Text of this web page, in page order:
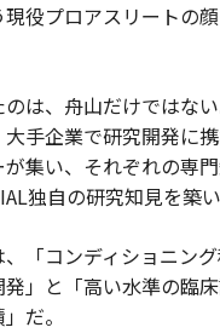
役プロアスリートの
は、舟山だけではな
手企業で研究開発に
集い、それぞれの専
独自の研究知見を築い
「コンディショニン
」と「高い水準の臨
だ。